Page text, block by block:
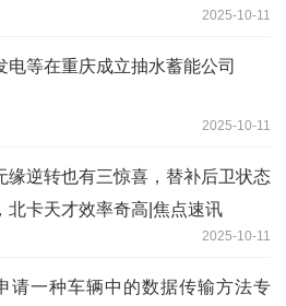
2025-10-11
电等在重庆成立抽水蓄能公司
2025-10-11
缘逆转也有三惊喜，替补后卫状态
北卡天才效率奇高|焦点速讯
2025-10-11
请一种车辆中的数据传输方法专